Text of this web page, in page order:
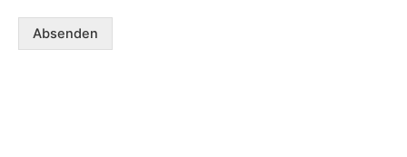
Absenden